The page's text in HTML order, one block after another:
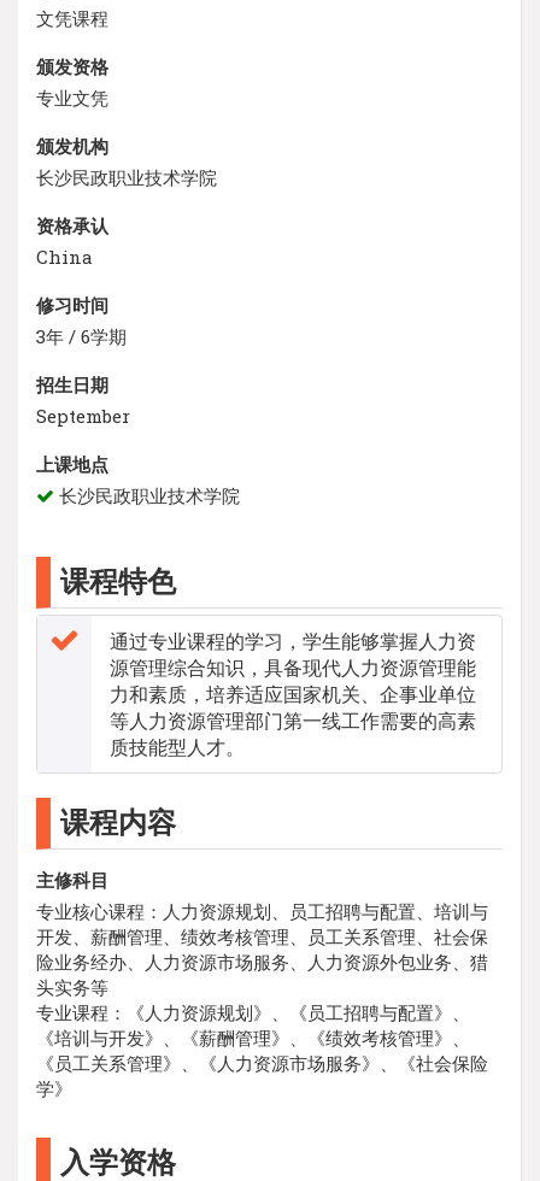
文凭课程
颁发资格
专业文凭
颁发机构
长沙民政职业技术学院
资格承认
China
修习时间
3年 / 6学期
招生日期
September
上课地点
长沙民政职业技术学院
课程特色
通过专业课程的学习，学生能够掌握人力资
源管理综合知识，具备现代人力资源管理能
力和素质，培养适应国家机关、企事业单位
等人力资源管理部门第一线工作需要的高素
质技能型人才。
课程内容
主修科目
专业核心课程：人力资源规划、员工招聘与配置、培训与
开发、薪酬管理、绩效考核管理、员工关系管理、社会保
险业务经办、人力资源市场服务、人力资源外包业务、猎
头实务等
专业课程：《人力资源规划》、《员工招聘与配置》、
《培训与开发》、《薪酬管理》、《绩效考核管理》、
《员工关系管理》、《人力资源市场服务》、《社会保险
学》
入学资格